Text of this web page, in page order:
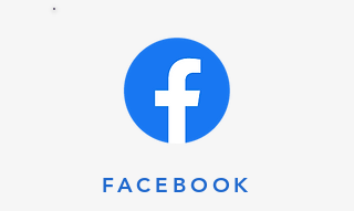
FACEBOOK